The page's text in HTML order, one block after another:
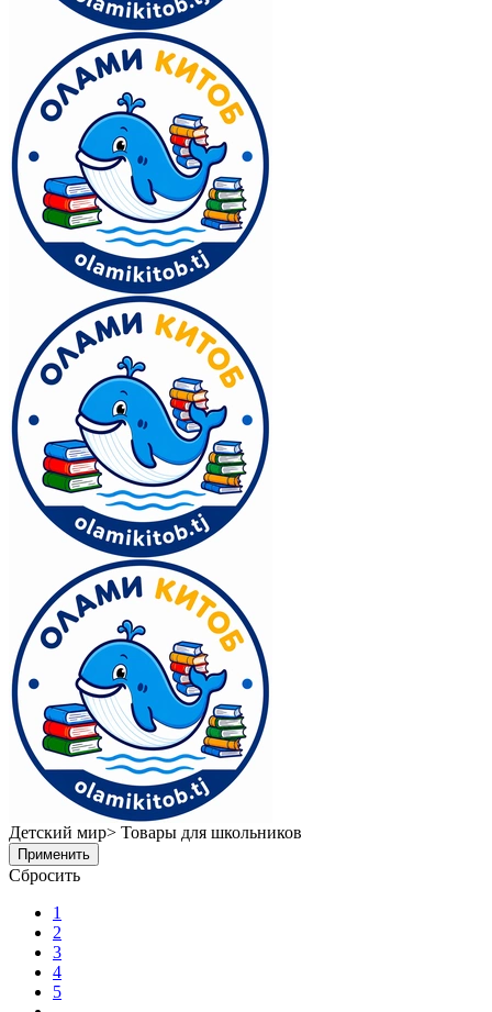
Детский мир> Товары для школьников
Применить
Сбросить
1
2
3
4
5